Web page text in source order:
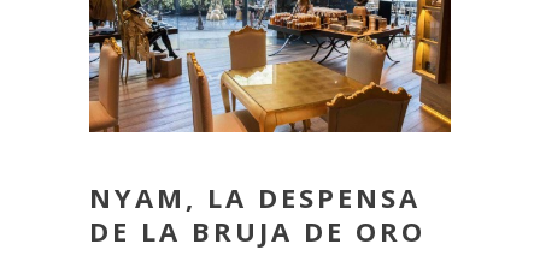
NYAM, LA DESPENSA
DE LA BRUJA DE ORO